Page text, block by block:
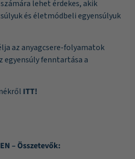
lehet érdekes, akik
és életmódbeli egyensúlyuk
az anyagcsere-folyamatok
egyensúly fenntartása a
ITT!
– Összetevők: